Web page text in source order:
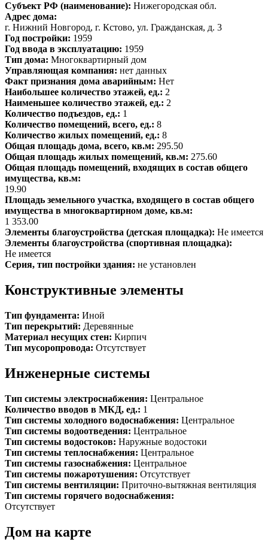
Субъект РФ (наименование): Нижегородская обл.
Адрес дома:
г. Нижний Новгород, г. Кстово, ул. Гражданская, д. 3
Год постройки: 1959
Год ввода в эксплуатацию: 1959
Тип дома: Многоквартирный дом
Управляющая компания: нет данных
Факт признания дома аварийным: Нет
Наибольшее количество этажей, ед.: 2
Наименьшее количество этажей, ед.: 2
Количество подъездов, ед.: 1
Количество помещений, всего, ед.: 8
Количество жилых помещений, ед.: 8
Общая площадь дома, всего, кв.м: 295.50
Общая площадь жилых помещений, кв.м: 275.60
Общая площадь помещений, входящих в состав общего
имущества, кв.м:
19.90
Площадь земельного участка, входящего в состав общего
имущества в многоквартирном доме, кв.м:
1 353.00
Элементы благоустройства (детская площадка): Не имеется
Элементы благоустройства (спортивная площадка):
Не имеется
Серия, тип постройки здания: не установлен
Конструктивные элементы
Тип фундамента: Иной
Тип перекрытий: Деревянные
Материал несущих стен: Кирпич
Тип мусоропровода: Отсутствует
Инженерные системы
Тип системы электроснабжения: Центральное
Количество вводов в МКД, ед.: 1
Тип системы холодного водоснабжения: Центральное
Тип системы водоотведения: Центральное
Тип системы водостоков: Наружные водостоки
Тип системы теплоснабжения: Центральное
Тип системы газоснабжения: Центральное
Тип системы пожаротушения: Отсутствует
Тип системы вентиляции: Приточно-вытяжная вентиляция
Тип системы горячего водоснабжения:
Отсутствует
Дом на карте